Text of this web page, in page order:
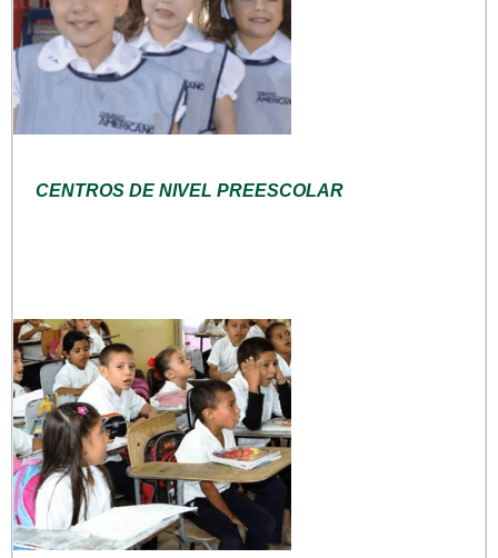
CENTROS DE NIVEL PREESCOLAR